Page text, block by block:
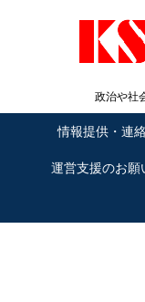
政治や社
情報提供・連
運営支援のお願